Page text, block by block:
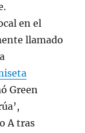
en el
llamado
Green
A tras